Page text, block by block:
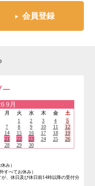
会員登録
9月
月 火 水 木 金
土
1
2 3 4
5
7 8 9 10 11
12
14 15 16 17 18
19
21 22 23 24 25
26
28 29 30
み）
すべてお休み）
、休日及び休日前14時以降の受付分